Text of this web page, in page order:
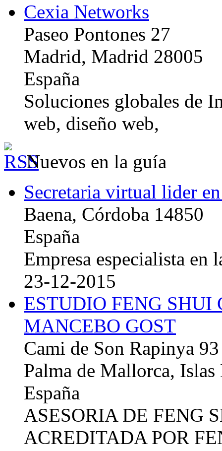
Cexia Networks
Paseo Pontones 27
Madrid, Madrid 28005
España
Soluciones globales de
web, diseño web,
Nuevos en la guía
Secretaria virtual lider
Baena, Córdoba 14850
España
Empresa especialista en
23-12-2015
ESTUDIO FENG
MANCEBO GOST
Cami de Son Rapinya 93
Palma de Mallorca, Islas
España
ASESORIA DE FENG
ACREDITADA POR